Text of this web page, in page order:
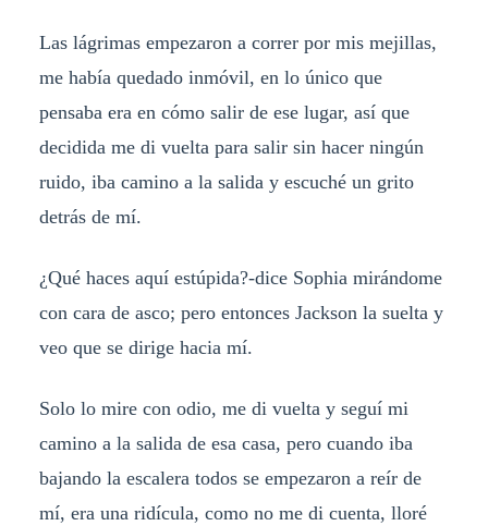
Las lágrimas empezaron a correr por mis mejillas,
me había quedado inmóvil, en lo único que
pensaba era en cómo salir de ese lugar, así que
decidida me di vuelta para salir sin hacer ningún
ruido, iba camino a la salida y escuché un grito
detrás de mí.
¿Qué haces aquí estúpida?-dice Sophia mirándome
con cara de asco; pero entonces Jackson la suelta y
veo que se dirige hacia mí.
Solo lo mire con odio, me di vuelta y seguí mi
camino a la salida de esa casa, pero cuando iba
bajando la escalera todos se empezaron a reír de
mí, era una ridícula, como no me di cuenta, lloré